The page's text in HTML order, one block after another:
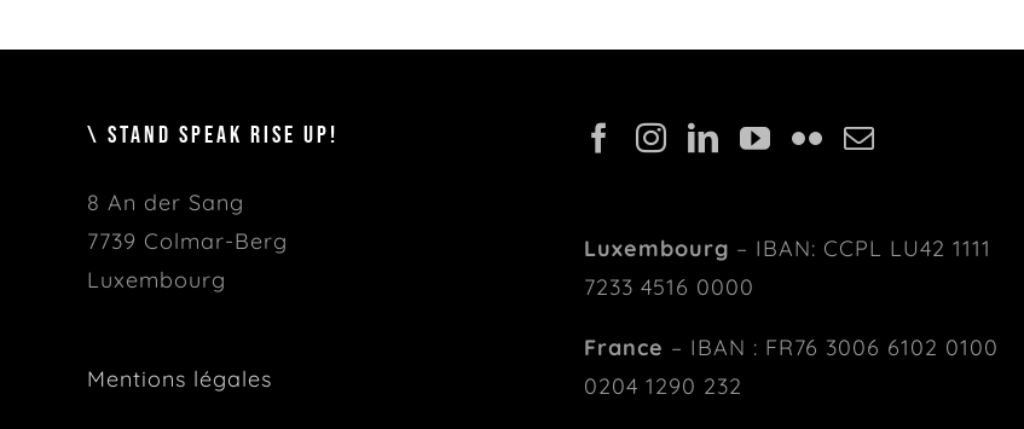
\ STAND SPEAK RISE UP!
8 An der Sang
7739 Colmar-Berg
Luxembourg
Mentions légales
Luxembourg – IBAN: CCPL LU42 1111
7233 4516 0000
France – IBAN : FR76 3006 6102 0100
0204 1290 232